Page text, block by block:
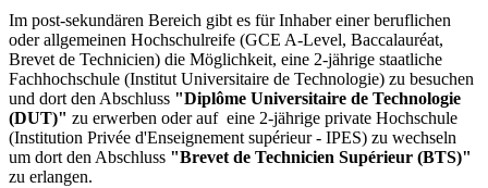
Im post-sekundären Bereich gibt es für Inhaber einer beruflichen
oder allgemeinen Hochschulreife (GCE A-Level, Baccalauréat,
Brevet de Technicien) die Möglichkeit, eine 2-jährige staatliche
Fachhochschule (Institut Universitaire de Technologie) zu besuchen
und dort den Abschluss "Diplôme Universitaire de Technologie
(DUT)" zu erwerben oder auf eine 2-jährige private Hochschule
(Institution Privée d'Enseignement supérieur - IPES) zu wechseln
um dort den Abschluss "Brevet de Technicien Supérieur (BTS)"
zu erlangen.